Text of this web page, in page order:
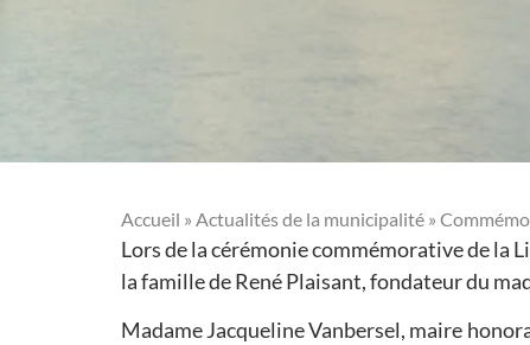
Accueil » Actualités de la municipalité »
Lors de la cérémonie commémorative de la
la famille de René Plaisant, fondateur du
Madame Jacqueline Vanbersel, maire